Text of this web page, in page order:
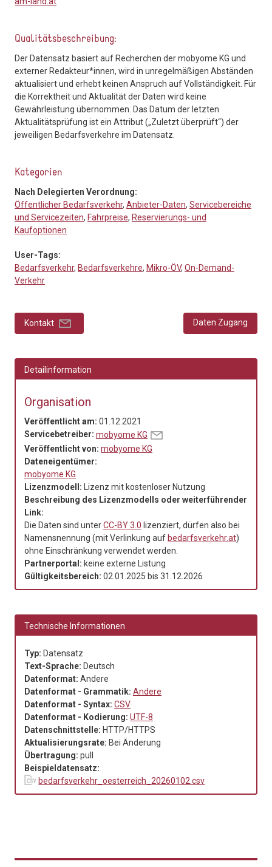
Qualitätsbeschreibung:
Der Datensatz basiert auf Recherchen der mobyome KG und
externer Redakteur*innen, wird in unregelmäßigen Abständen
aktualisiert und erhebt keinen Anspruch auf Vollständigkeit. Für
die Korrektheit und Aktualität der Daten wird keine
Gewährleistung übernommen. Das Datum der letzten
Aktualitätsprüfung ist ein Attribut („Zuletzt überprüft“) der
jeweiligen Bedarfsverkehre im Datensatz.
Kategorien
Nach Delegierten Verordnung:
Öffentlicher Bedarfsverkehr, Anbieter-Daten, Servicebereiche
und Servicezeiten, Fahrpreise, Reservierungs- und
Kaufoptionen
User-Tags:
Bedarfsverkehr, Bedarfsverkehre, Mikro-ÖV, On-Demand-
Verkehr
Kontakt Daten Zugang
Detailinformation
Organisation
Veröffentlicht am: 01.12.2021
Servicebetreiber: mobyome KG
Veröffentlicht von: mobyome KG
Dateneigentümer:
mobyome KG
Lizenzmodell: Lizenz mit kostenloser Nutzung
Beschreibung des Lizenzmodells oder weiterführender
Link:
Die Daten sind unterCC-BY 3.0 lizenziert, dürfen also bei
Namensnennung (mit Verlinkung aufbedarfsverkehr.at)
ohne Einschränkung verwendet werden.
Partnerportal: keine externe Listung
Gültigkeitsbereich: 02.01.2025 bis 31.12.2026
Technische Informationen
Typ: Datensatz
Text-Sprache: Deutsch
Datenformat: Andere
Datenformat - Grammatik: Andere
Datenformat - Syntax: CSV
Datenformat - Kodierung: UTF-8
Datenschnittstelle: HTTP/HTTPS
Aktualisierungsrate: Bei Änderung
Übertragung: pull
Beispieldatensatz:
bedarfsverkehr_oesterreich_20260102.csv